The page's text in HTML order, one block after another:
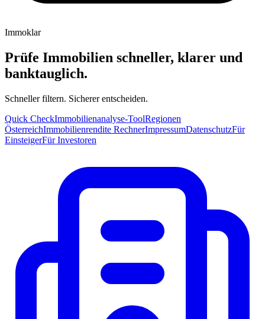
Immoklar
Prüfe Immobilien schneller, klarer und
banktauglich.
Schneller filtern. Sicherer entscheiden.
Quick CheckImmobilienanalyse-ToolRegionen
ÖsterreichImmobilienrendite RechnerImpressumDatenschutzFür
EinsteigerFür Investoren